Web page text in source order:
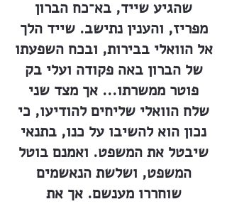
שהגיע שייד, בא־כח הברון
מפריז, והענין נתישב. שייד הלך
אל הוואלי בבירות, ובכח השפעתו
של הברון באה פקודה ועלי בק
פוטר ממשרתו... אך מצד שני
שלח הוואלי שליחים להודיעו, כי
נכון הוא להשיבו על כנו, בתנאי
שיבטל את המשפט. ואמנם בוטל
המשפט, ושלשת הנאשמים
שוחררו מענשם. אך את